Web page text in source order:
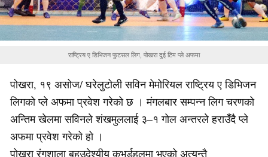
राष्ट्रिय ए डिभिजन फुटसल लिग, पोखरा दुई टिम प्ले अफमा
पोखरा, १९ असोज/ घरेलुटोली सविन मेमोरियल राष्ट्रिय ए डिभिजन
लिगको प्ले अफमा प्रवेश गरेको छ । मंगलबार सम्पन्न लिग चरणको
अन्तिम खेलमा सविनले शंखमुललाई ३–१ गोल अन्तरले हराउँदै प्ले
अफमा प्रवेश गरेको हो ।
पोखरा रंगशाला बहुउदेश्यीय कभर्डहलमा भएको अत्यन्तै